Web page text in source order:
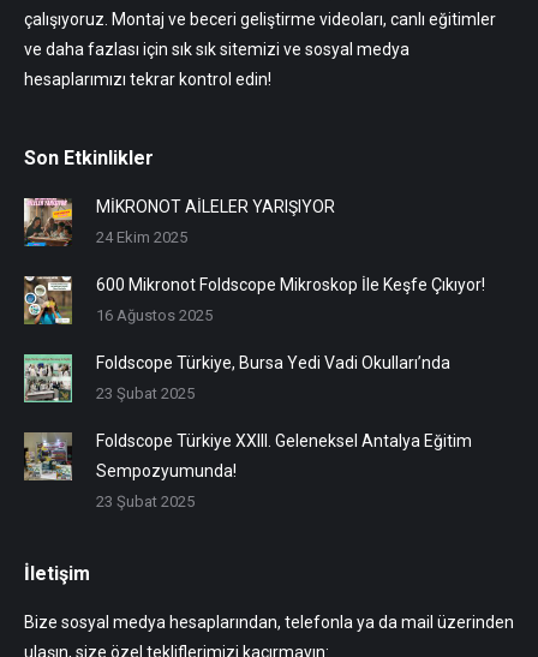
çalışıyoruz. Montaj ve beceri geliştirme videoları, canlı eğitimler
ve daha fazlası için sık sık sitemizi ve sosyal medya
hesaplarımızı tekrar kontrol edin!
Son Etkinlikler
MİKRONOT AİLELER YARIŞIYOR
24 Ekim 2025
600 Mikronot Foldscope Mikroskop İle Keşfe Çıkıyor!
16 Ağustos 2025
Foldscope Türkiye, Bursa Yedi Vadi Okulları’nda
23 Şubat 2025
Foldscope Türkiye XXIII. Geleneksel Antalya Eğitim
Sempozyumunda!
23 Şubat 2025
İletişim
Bize sosyal medya hesaplarından, telefonla ya da mail üzerinden
ulaşın, size özel tekliflerimizi kaçırmayın: